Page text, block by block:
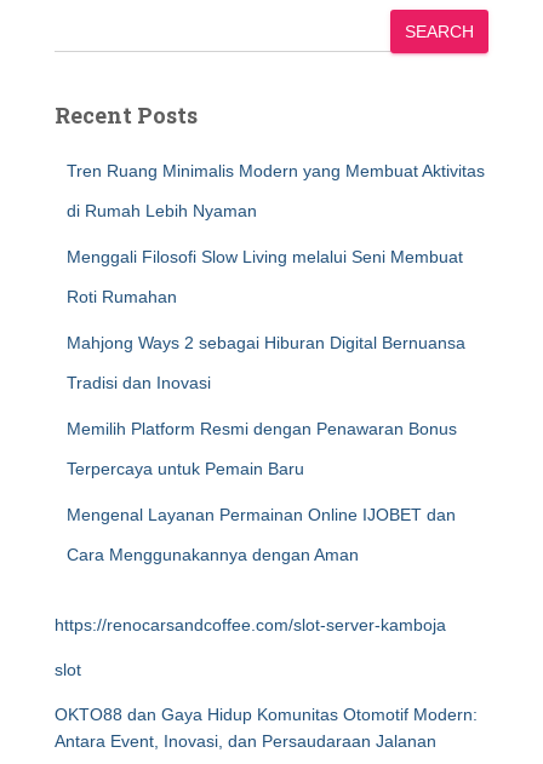
SEARCH
Recent Posts
Tren Ruang Minimalis Modern yang Membuat Aktivitas
di Rumah Lebih Nyaman
Menggali Filosofi Slow Living melalui Seni Membuat
Roti Rumahan
Mahjong Ways 2 sebagai Hiburan Digital Bernuansa
Tradisi dan Inovasi
Memilih Platform Resmi dengan Penawaran Bonus
Terpercaya untuk Pemain Baru
Mengenal Layanan Permainan Online IJOBET dan
Cara Menggunakannya dengan Aman
https://renocarsandcoffee.com/slot-server-kamboja
slot
OKTO88 dan Gaya Hidup Komunitas Otomotif Modern:
Antara Event, Inovasi, dan Persaudaraan Jalanan